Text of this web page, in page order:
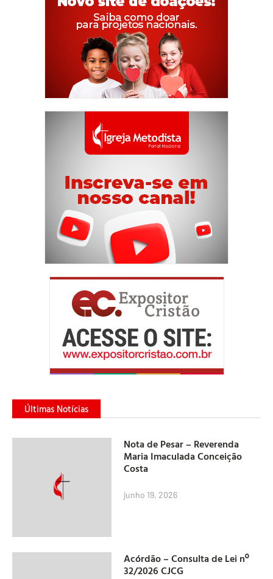
Últimas Notícias
Nota de Pesar – Reverenda
Maria Imaculada Conceição
Costa
junho 19, 2026
Acórdão – Consulta de Lei nº
32/2026 CJCG